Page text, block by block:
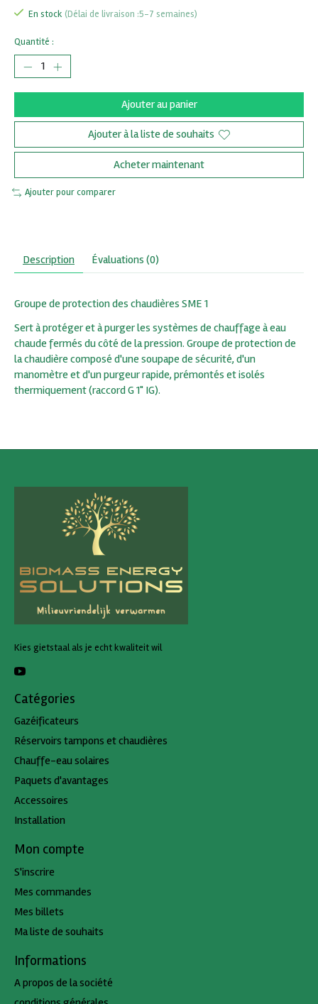
En stock (Délai de livraison :5-7 semaines)
Quantité :
Ajouter au panier
Ajouter à la liste de souhaits
Acheter maintenant
Ajouter pour comparer
Description Évaluations (0)
Groupe de protection des chaudières SME 1
Sert à protéger et à purger les systèmes de chauffage à eau
chaude fermés du côté de la pression. Groupe de protection de
la chaudière composé d'une soupape de sécurité, d'un
manomètre et d'un purgeur rapide, prémontés et isolés
thermiquement (raccord G 1" IG).
Kies gietstaal als je echt kwaliteit wil
Catégories
Gazéificateurs
Réservoirs tampons et chaudières
Chauffe-eau solaires
Paquets d'avantages
Accessoires
Installation
Mon compte
S'inscrire
Mes commandes
Mes billets
Ma liste de souhaits
Informations
A propos de la société